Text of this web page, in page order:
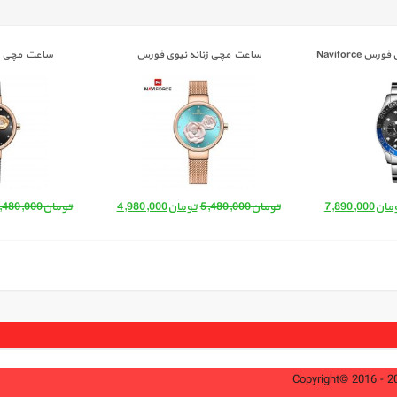
ساعت مچی مردانه نیوی فورس Naviforce
اصلی: تومان8,480,000 بود.
7,890,000 قیمت فعلی: تومان7,890,000.
ساعت مچی زنانه نیوی فورس
تومان5,480,000قیمت اصلی: تومان5,480,000 بود.
تومان4,980,000قیمت فعلی: تومان4,980,000.
ساعت مچی
تومان